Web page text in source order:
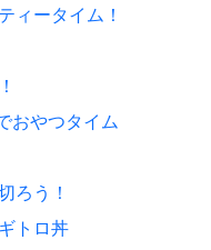
ィータイム！
おやつタイム
ろう！
トロ丼